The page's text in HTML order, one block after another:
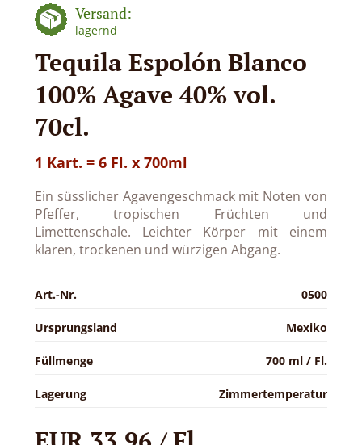
Versand:
lagernd
Tequila Espolón Blanco
100% Agave 40% vol.
70cl.
1 Kart. = 6 Fl. x 700ml
Ein süsslicher Agavengeschmack mit Noten von
Pfeffer, tropischen Früchten und
Limettenschale. Leichter Körper mit einem
klaren, trockenen und würzigen Abgang.
Art.-Nr. 0500
Ursprungsland Mexiko
Füllmenge 700 ml / Fl.
Lagerung Zimmertemperatur